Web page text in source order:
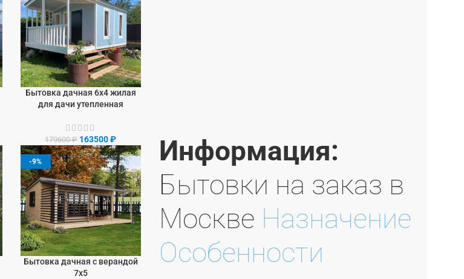
В КОРЗИНУ
Бытовка дачная 6х4 жилая
для дачи утепленная
179600₽ 163500₽
-9%
В КОРЗИНУ
Бытовка дачная с верандой
7х5
Информация:
Бытовки на заказ в
Москве Назначение
Особенности